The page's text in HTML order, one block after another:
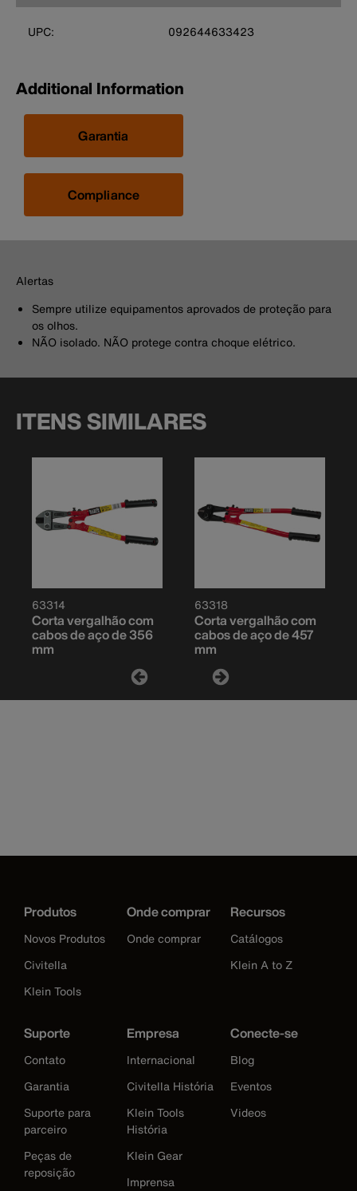
UPC: 092644633423
Additional Information
Garantia
Compliance
Alertas
Sempre utilize equipamentos aprovados de proteção para
os olhos.
NÃO isolado. NÃO protege contra choque elétrico.
ITENS SIMILARES
63314
Corta vergalhão com
cabos de aço de 356
mm
63318
Corta vergalhão com
cabos de aço de 457
mm
Produtos
Novos Produtos
Civitella
Klein Tools
Onde comprar
Onde comprar
Recursos
Catálogos
Klein A to Z
Suporte
Contato
Garantia
Suporte para
parceiro
Peças de
reposição
Empresa
Internacional
Civitella História
Klein Tools
História
Klein Gear
Imprensa
Conecte-se
Blog
Eventos
Videos